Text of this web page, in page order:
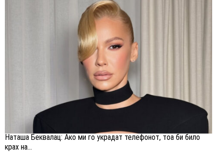
Наташа Беквалац: Ако ми го украдат телефонот, тоа би било
крах на...